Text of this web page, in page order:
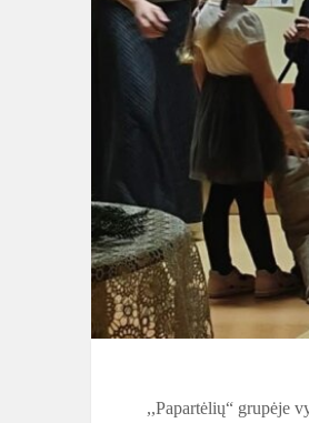
,,Papartėlių“ grupėje